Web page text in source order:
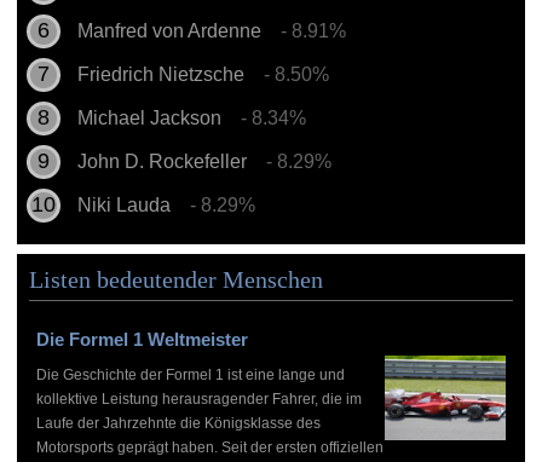
Manfred von Ardenne - 8.91%
Friedrich Nietzsche - 8.50%
Michael Jackson - 8.34%
John D. Rockefeller - 8.29%
Niki Lauda - 8.29%
Listen bedeutender Menschen
Die Formel 1 Weltmeister
Die Geschichte der Formel 1 ist eine lange und
kollektive Leistung herausragender Fahrer, die im
Laufe der Jahrzehnte die Königsklasse des
Motorsports geprägt haben. Seit der ersten offiziellen